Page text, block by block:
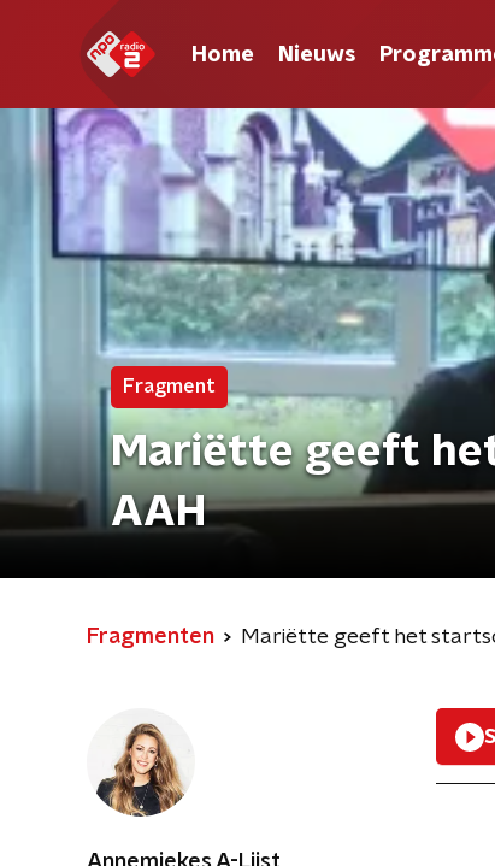
Home Nieuws
Fragment
Mariëtte geeft
AAH
Fragmenten Mariëtte geeft het